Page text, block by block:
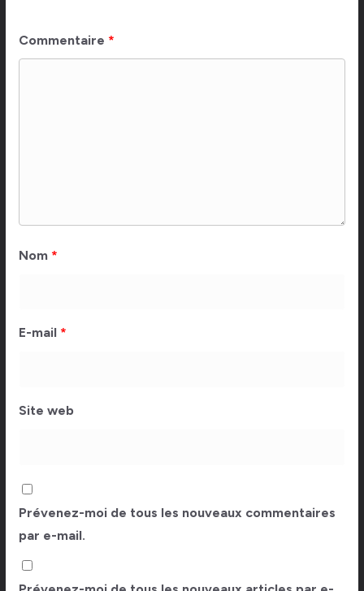
Commentaire *
Nom *
E-mail *
Site web
Prévenez-moi de tous les nouveaux commentaires
par e-mail.